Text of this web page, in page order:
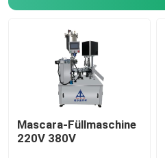
Mascara-Füllmaschine
220V 380V